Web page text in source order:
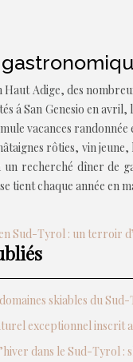
Haut Adige, des
á San Genesio en
vacances
rôties, vin
recherché dîner de
tient chaque année en
Sud-Tyrol : un terroir
skiables du
exceptionnel inscrit
dans le Sud-Tyrol :